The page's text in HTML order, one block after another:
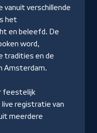
vanuit verschillende
het
en beleefd. De
word,
tradities en de
Amsterdam.
feestelijk
registratie van
meerdere